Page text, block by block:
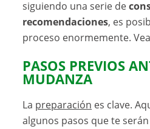
siguiendo una serie de
recomendaciones, es
proceso enormemente.
PASOS PREVIOS
MUDANZA
La preparación es clave.
algunos pasos que te